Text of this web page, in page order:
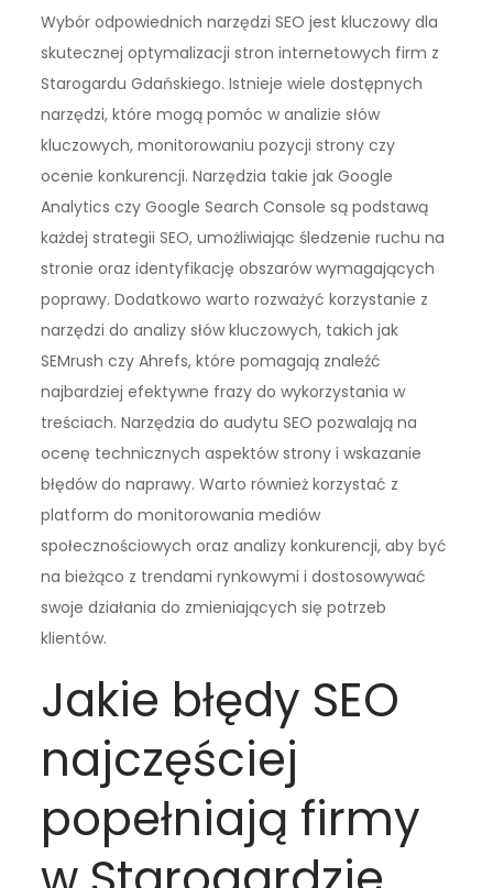
Wybór odpowiednich narzędzi SEO jest kluczowy dla
skutecznej optymalizacji stron internetowych firm z
Starogardu Gdańskiego. Istnieje wiele dostępnych
narzędzi, które mogą pomóc w analizie słów
kluczowych, monitorowaniu pozycji strony czy
ocenie konkurencji. Narzędzia takie jak Google
Analytics czy Google Search Console są podstawą
każdej strategii SEO, umożliwiając śledzenie ruchu na
stronie oraz identyfikację obszarów wymagających
poprawy. Dodatkowo warto rozważyć korzystanie z
narzędzi do analizy słów kluczowych, takich jak
SEMrush czy Ahrefs, które pomagają znaleźć
najbardziej efektywne frazy do wykorzystania w
treściach. Narzędzia do audytu SEO pozwalają na
ocenę technicznych aspektów strony i wskazanie
błędów do naprawy. Warto również korzystać z
platform do monitorowania mediów
społecznościowych oraz analizy konkurencji, aby być
na bieżąco z trendami rynkowymi i dostosowywać
swoje działania do zmieniających się potrzeb
klientów.
Jakie błędy SEO
najczęściej
popełniają firmy